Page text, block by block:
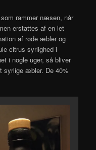
rammer næsen, når
erstattes af en let
af røde æbler og
citrus syrlighed i
i nogle uger, så bliver
syrlige æbler. De 40%